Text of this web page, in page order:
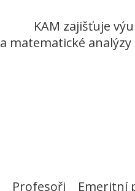
KAM zajišťuje
a matematické
Profesoři Emeritní